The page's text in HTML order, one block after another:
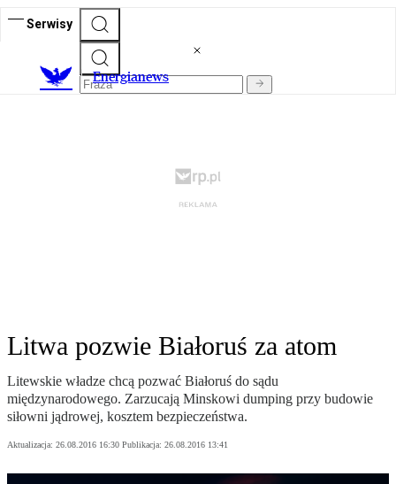
Serwisy
Energianews
Litwa pozwie Białoruś za atom
Litewskie władze chcą pozwać Białoruś do sądu
międzynarodowego. Zarzucają Minskowi dumping przy budowie
siłowni jądrowej, kosztem bezpieczeństwa.
Aktualizacja: 26.08.2016 16:30 Publikacja: 26.08.2016 13:41